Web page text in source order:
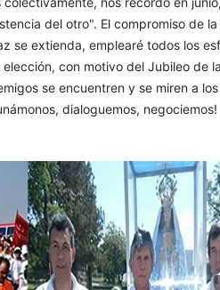
del otro". El compromiso de
se extienda, emplearé todos los
con motivo del Jubileo de
se encuentren y se miren a
dialoguemos, negociemos!